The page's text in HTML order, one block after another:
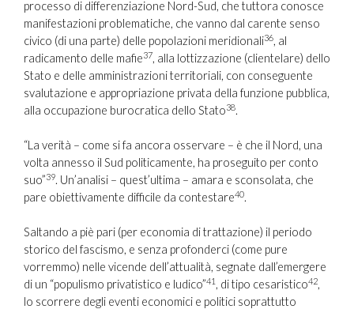
processo di differenziazione Nord-Sud, che tuttora conosce
manifestazioni problematiche, che vanno dal carente senso
civico (di una parte) delle popolazioni meridionali36, al
radicamento delle mafie37, alla lottizzazione (clientelare) dello
Stato e delle amministrazioni territoriali, con conseguente
svalutazione e appropriazione privata della funzione pubblica,
alla occupazione burocratica dello Stato38.
“La verità – come si fa ancora osservare – è che il Nord, una
volta annesso il Sud politicamente, ha proseguito per conto
suo”39. Un’analisi – quest’ultima – amara e sconsolata, che
pare obiettivamente difficile da contestare40.
Saltando a piè pari (per economia di trattazione) il periodo
storico del fascismo, e senza profonderci (come pure
vorremmo) nelle vicende dell’attualità, segnate dall’emergere
di un “populismo privatistico e ludico”41 , di tipo cesaristico42,
lo scorrere degli eventi economici e politici soprattutto